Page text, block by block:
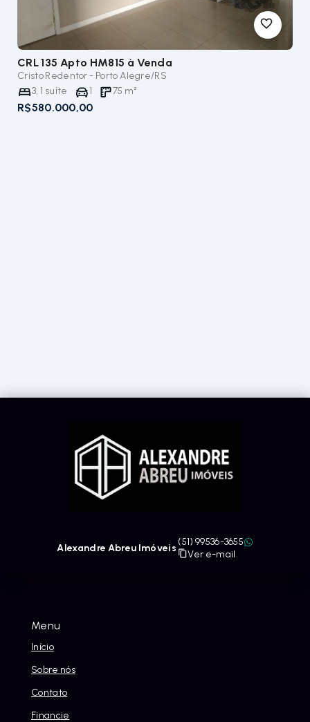
CRL 135 Apto HM815 à Venda
Cristo Redentor - Porto Alegre/RS
3, 1 suíte 1 75 m²
R$580.000,00
Menu
Início
Sobre nós
Contato
Financie
Alexandre Abreu Imóveis
(51) 99536-3655
Ver e-mail